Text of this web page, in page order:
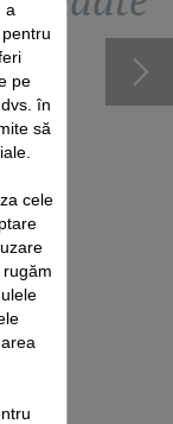
a
pe
în
să
cele